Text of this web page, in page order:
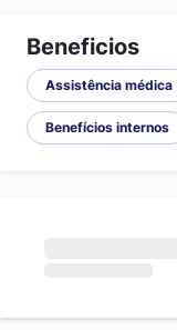
Beneficios
Assistência médica
Benefícios internos